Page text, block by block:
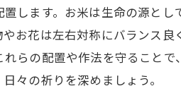
します。お米は生命の源と
お花は左右対称にバランス
らの配置や作法を守ること
々の祈りを深めましょう。